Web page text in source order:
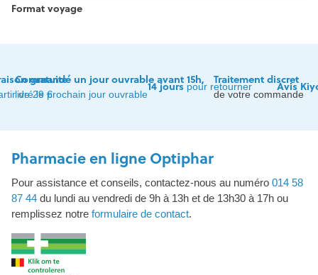
Format voyage
gratuite
de 29 €
Commandé un jour ouvrable avant 15h,
livré le prochain jour ouvrable
14 jourspour retourner
Traitement discret
de votre commande
Avis
Pharmacie en ligne Optiphar
Pour assistance et conseils, contactez-nous au numéro 014 58
87 44 du lundi au vendredi de 9h à 13h et de 13h30 à 17h ou
remplissez notre formulaire de contact.